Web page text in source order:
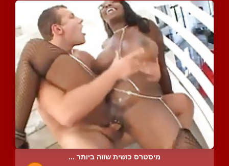
מיסטרס כושית שווה ביותר ...